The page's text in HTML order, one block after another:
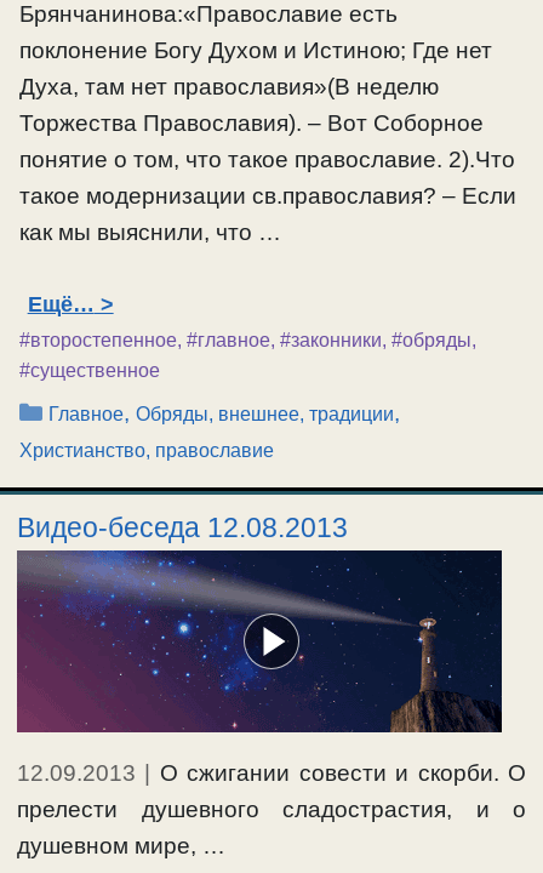
Брянчанинова:«Православие есть
поклонение Богу Духом и Истиною; Где нет
Духа, там нет православия»(В неделю
Торжества Православия). – Вот Соборное
понятие о том, что такое православие. 2).Что
такое модернизации св.православия? – Если
как мы выяснили, что …
Ещё…
#второстепенное, #главное, #законники, #обряды,
#существенное
Рубрики
Главное,Обряды, внешнее, традиции,
Христианство, православие
Видео-беседа 12.08.2013
12.09.2013 | О сжигании совести и скорби. О
прелести душевного сладострастия, и о
душевном мире, …